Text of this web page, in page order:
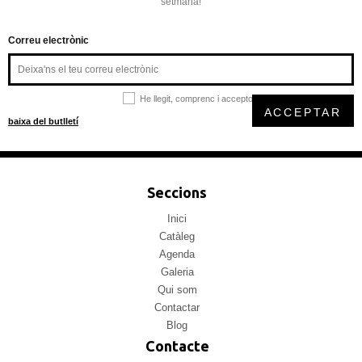
Correu electrònic
He llegit, comprenc i accepto la
baixa del butlletí
ACCEPTAR
Seccions
Inici
Catàleg
Agenda
Galeria
Qui som
Contactar
Blog
Contacte